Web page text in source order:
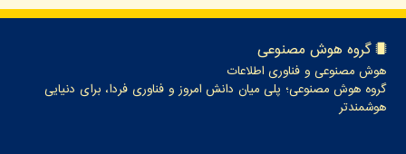
گروه هوش مصنوعی
هوش مصنوعی و فناوری اطلاعات
گروه هوش مصنوعی؛ پلی میان دانش امروز و فناوری فردا، برای دنیایی
هوشمندتر